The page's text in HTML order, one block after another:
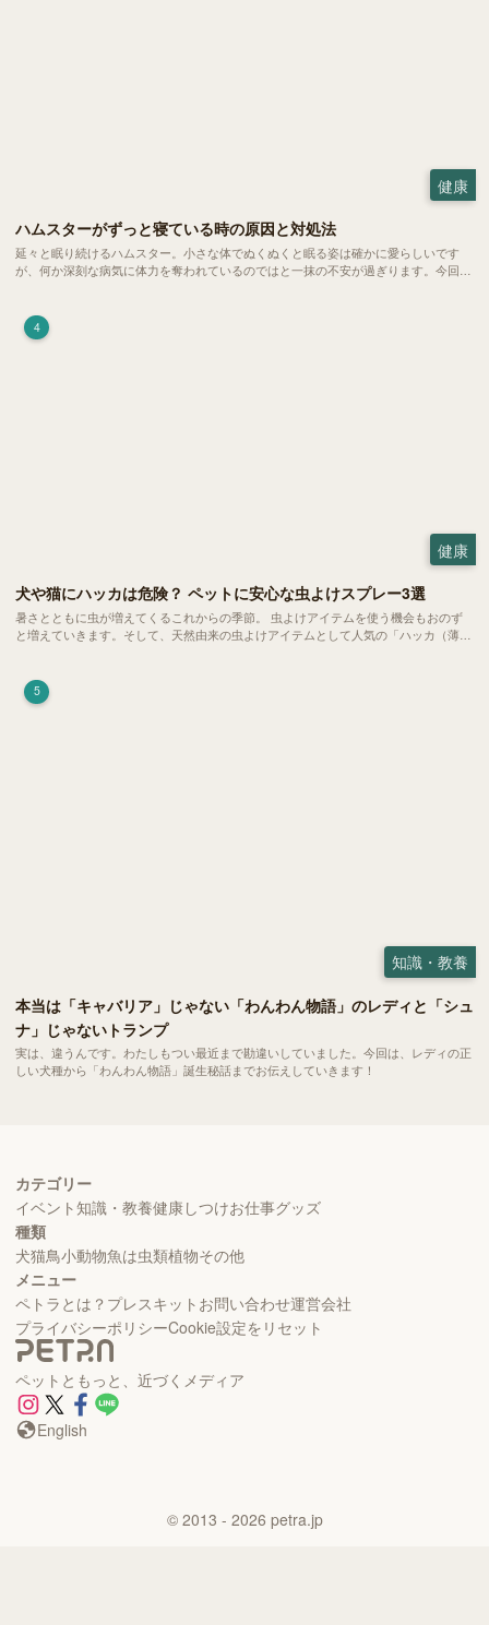
健康
ハムスターがずっと寝ている時の原因と対処法
延々と眠り続けるハムスター。小さな体でぬくぬくと眠る姿は確かに愛らしいです
が、何か深刻な病気に体力を奪われているのではと一抹の不安が過ぎります。今回
4
健康
犬や猫にハッカは危険？ ペットに安心な虫よけスプレー3選
暑さとともに虫が増えてくるこれからの季節。 虫よけアイテムを使う機会もおのず
と増えていきます。そして、天然由来の虫よけアイテムとして人気の「ハッカ（薄
5
知識・教養
本当は「キャバリア」じゃない「わんわん物語」のレディと「シュ
ナ」じゃないトランプ
実は、違うんです。わたしもつい最近まで勘違いしていました。今回は、レディの正
しい犬種から「わんわん物語」誕生秘話までお伝えしていきます！
カテゴリー
イベント知識・教養健康しつけお仕事グッズ
種類
犬猫鳥小動物魚は虫類植物その他
メニュー
ペトラとは？ プレスキット お問い合わせ運営会社
プライバシーポリシーCookie設定をリセット
ペットともっと、近づくメディア
English
© 2013 - 2026 petra.jp